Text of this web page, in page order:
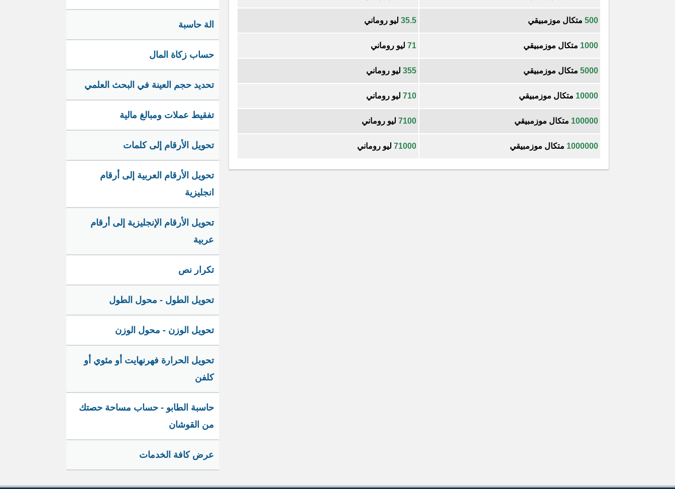
500 متكال موزمبيقي 35.5 ليو روماني
1000 متكال موزمبيقي 71 ليو روماني
5000 متكال موزمبيقي 355 ليو روماني
10000 متكال موزمبيقي 710 ليو روماني
100000 متكال موزمبيقي 7100 ليو روماني
1000000 متكال موزمبيقي 71000 ليو روماني
الة حاسبة
حساب زكاة المال
تحديد حجم العينة في البحث العلمي
تفقيط عملات ومبالغ مالية
تحويل الأرقام إلى كلمات
تحويل الأرقام العربية إلى أرقام
انجليزية
تحويل الأرقام الإنجليزية إلى أرقام
عربية
تكرار نص
تحويل الطول - محول الطول
تحويل الوزن - محول الوزن
تحويل الحرارة فهرنهايت أو مئوي أو
كلفن
حاسبة الطابو - حساب مساحة حصتك
من القوشان
عرض كافة الخدمات